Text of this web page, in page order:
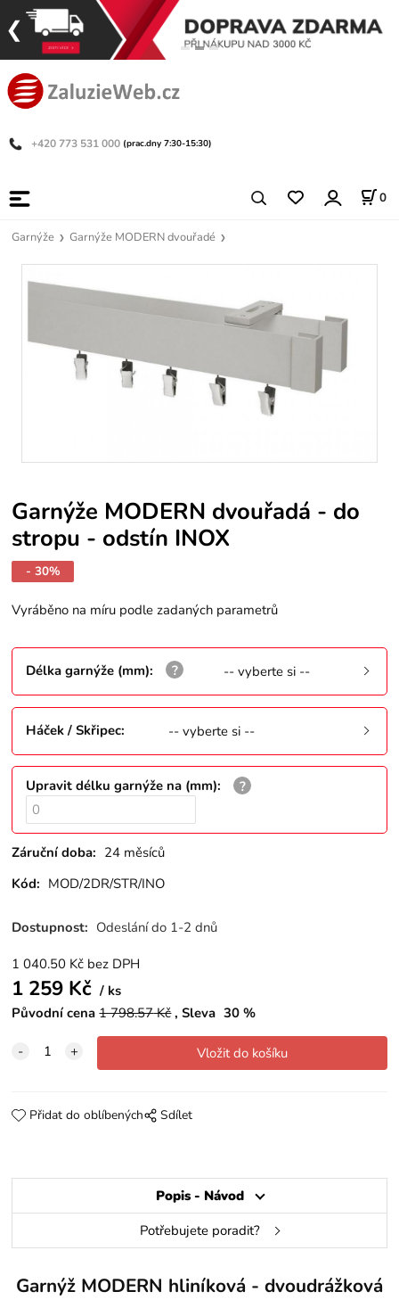
+420 773 531 000 (prac.dny 7:30-15:30)
0
Garnýže Garnýže MODERN dvouřadé
Garnýže MODERN dvouřadá - do
stropu - odstín INOX
- 30%
Vyráběno na míru podle zadaných parametrů
Délka garnýže (mm): -- vyberte si --
Háček / Skřipec: -- vyberte si --
Upravit délku garnýže na (mm):
Záruční doba: 24 měsíců
Kód: MOD/2DR/STR/INO
Dostupnost: Odeslání do 1-2 dnů
1 040.50 Kč bez DPH
1 259 Kč
ks
Původní cena 1 798.57Kč Sleva 30 %
Přidat do oblíbených Sdílet
Popis - Návod
Potřebujete poradit?
Garnýž MODERN hliníková - dvoudrážková